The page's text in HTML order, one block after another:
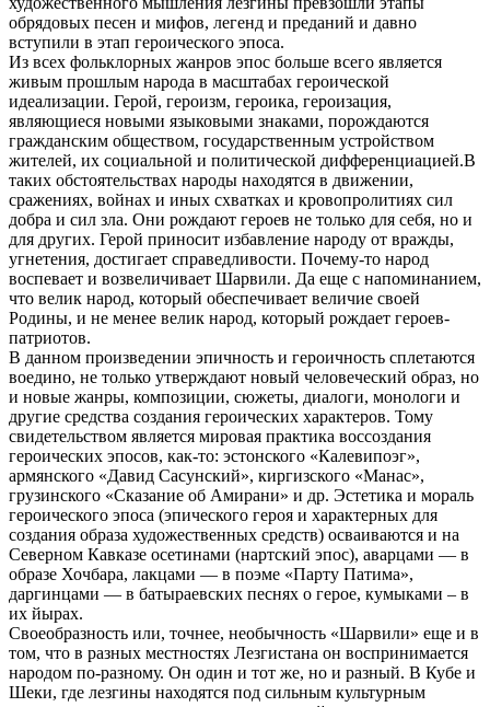
обрядовых песен и мифов, легенд и преданий и давно
вступили в этап героического эпоса.
Из всех фольклорных жанров эпос больше всего является
живым прошлым народа в масштабах героической
идеализации. Герой, героизм, героика, героизация,
являющиеся новыми языковыми знаками, порождаются
гражданским обществом, государственным устройством
жителей, их социальной и политической дифференциацией.В
таких обстоятельствах народы находятся в движении,
сражениях, войнах и иных схватках и кровопролитиях сил
добра и сил зла. Они рождают героев не только для себя, но и
для других. Герой приносит избавление народу от вражды,
угнетения, достигает справедливости. Почему-то народ
воспевает и возвеличивает Шарвили. Да еще с напоминанием,
что велик народ, который обеспечивает величие своей
Родины, и не менее велик народ, который рождает героев-
патриотов.
В данном произведении эпичность и героичность сплетаются
воедино, не только утверждают новый человеческий образ, но
и новые жанры, композиции, сюжеты, диалоги, монологи и
другие средства создания героических характеров. Тому
свидетельством является мировая практика воссоздания
героических эпосов, как-то: эстонского «Калевипоэг»,
армянского «Давид Сасунский», киргизского «Манас»,
грузинского «Сказание об Амирани» и др. Эстетика и мораль
героического эпоса (эпического героя и характерных для
создания образа художественных средств) осваиваются и на
Северном Кавказе осетинами (нартский эпос), аварцами — в
образе Хочбара, лакцами — в поэме «Парту Патима»,
даргинцами — в батыраевских песнях о герое, кумыками – в
их йырах.
Своеобразность или, точнее, необычность «Шарвили» еще и в
том, что в разных местностях Лезгистана он воспринимается
народом по-разному. Он один и тот же, но и разный. В Кубе и
Шеки, где лезгины находятся под сильным культурным